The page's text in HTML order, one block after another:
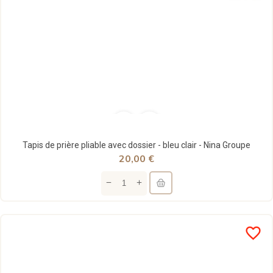
Tapis de prière pliable avec dossier - bleu clair - Nina Groupe
20,00 €
favorite_border